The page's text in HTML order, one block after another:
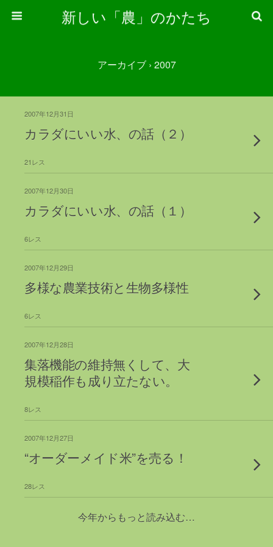
新しい「農」のかたち
アーカイブ › 2007
2007年12月31日
カラダにいい水、の話（２）
21レス
2007年12月30日
カラダにいい水、の話（１）
6レス
2007年12月29日
多様な農業技術と生物多様性
6レス
2007年12月28日
集落機能の維持無くして、大
規模稲作も成り立たない。
8レス
2007年12月27日
“オーダーメイド米”を売る！
28レス
今年からもっと読み込む…